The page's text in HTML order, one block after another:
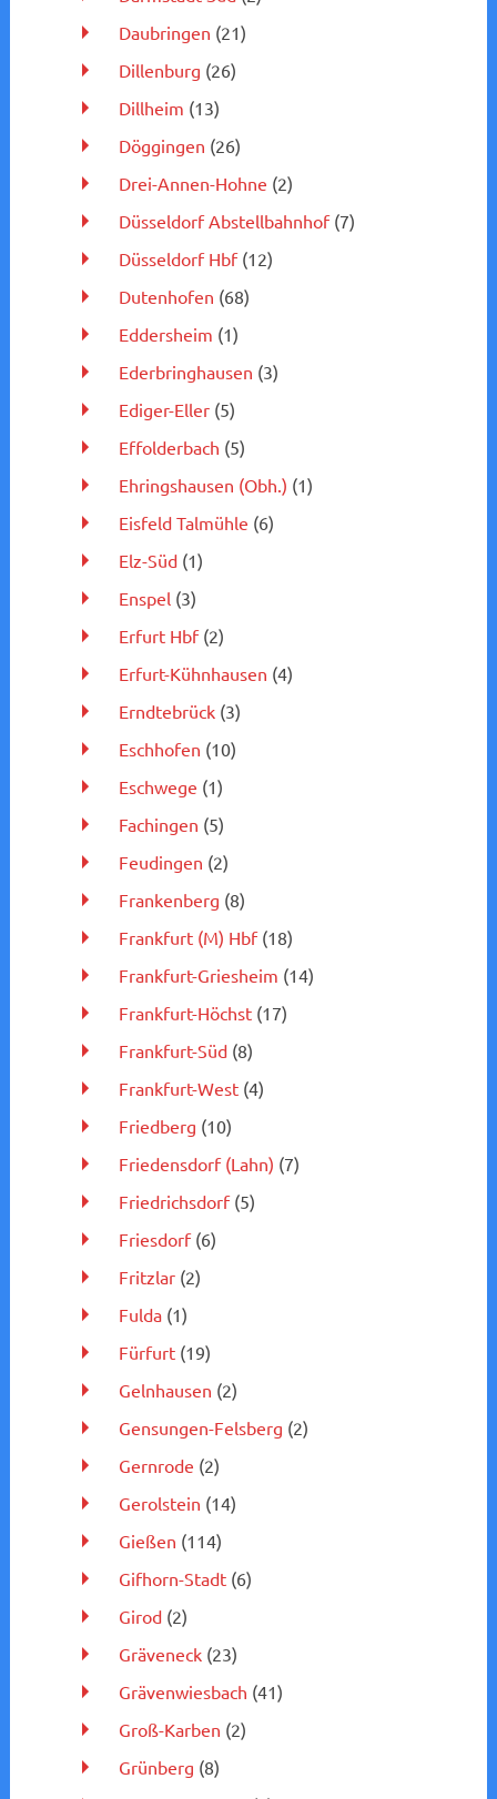
Daubringen (21)
Dillenburg (26)
Dillheim (13)
Döggingen (26)
Drei-Annen-Hohne (2)
Düsseldorf Abstellbahnhof(7)
Düsseldorf Hbf(12)
Dutenhofen (68)
Eddersheim (1)
Ederbringhausen (3)
Ediger-Eller(5)
Effolderbach (5)
Ehringshausen (Obh.) (1)
Eisfeld Talmühle (6)
Elz-Süd(1)
Enspel (3)
Erfurt Hbf(2)
Erfurt-Kühnhausen (4)
Erndtebrück(3)
Eschhofen (10)
Eschwege (1)
Fachingen (5)
Feudingen (2)
Frankenberg (8)
Frankfurt (M) Hbf(18)
Frankfurt-Griesheim (14)
Frankfurt-Höchst(17)
Frankfurt-Süd(8)
Frankfurt-West(4)
Friedberg (10)
Friedensdorf (Lahn) (7)
Friedrichsdorf(5)
Friesdorf(6)
Fritzlar(2)
Fulda(1)
Fürfurt(19)
Gelnhausen (2)
Gensungen-Felsberg (2)
Gernrode (2)
Gerolstein (14)
Gießen (114)
Gifhorn-Stadt(6)
Girod(2)
Gräveneck(23)
Grävenwiesbach (41)
Groß-Karben (2)
Grünberg (8)